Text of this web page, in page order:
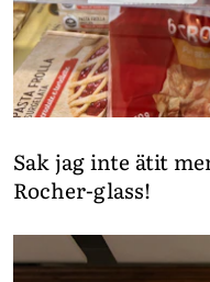
Sak jag inte ätit
Rocher-glass!